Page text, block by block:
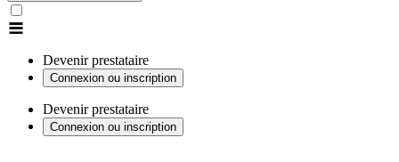
Devenir prestataire
Connexion ou inscription
Devenir prestataire
Connexion ou inscription